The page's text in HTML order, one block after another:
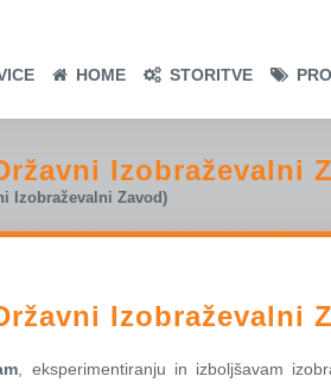
HOME STORITVE
Izobraževalni
Izobraževalni Zavod)
Izobraževalni
, eksperimentiranju in izboljšavam